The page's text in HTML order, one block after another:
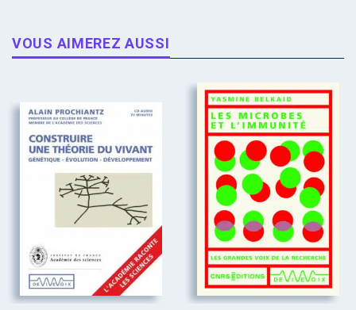
VOUS AIMEREZ AUSSI